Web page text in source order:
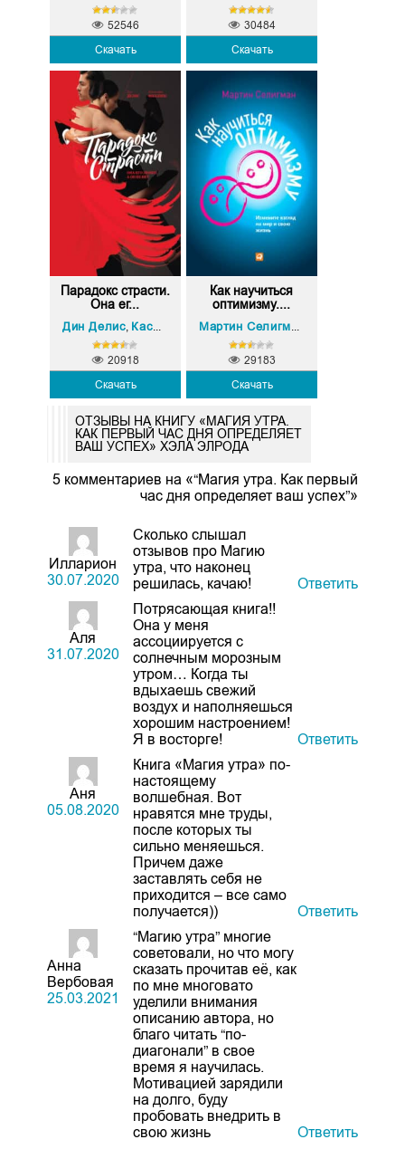
Скачать
52546
Скачать
30484
Парадокс страсти.
Она ег...
Дин Делис Кассандра Филлипс
Скачать
20918
Как научиться
оптимизму....
Скачать
29183
ОТЗЫВЫ НА КНИГУ «МАГИЯ УТРА.
КАК ПЕРВЫЙ ЧАС ДНЯ ОПРЕДЕЛЯЕТ
ВАШ УСПЕХ» ХЭЛА ЭЛРОДА
5 комментариев на «“Магия утра. Как первый
час дня определяет ваш успех”»
Илларион
30.07.2020
Сколько слышал
отзывов про Магию
утра, что наконец
решилась, качаю!
Ответить
Аля
31.07.2020
Потрясающая книга!!
Она у меня
ассоциируется с
солнечным морозным
утром… Когда ты
вдыхаешь свежий
воздух и наполняешься
хорошим настроением!
Я в восторге!
Ответить
Аня
05.08.2020
Книга «Магия утра» по-
настоящему
волшебная. Вот
нравятся мне труды,
после которых ты
сильно меняешься.
Причем даже
заставлять себя не
приходится – все само
получается))
Ответить
Анна
Вербовая
25.03.2021
“Магию утра” многие
советовали, но что могу
сказать прочитав её, как
по мне многовато
уделили внимания
описанию автора, но
благо читать “по-
диагонали” в свое
время я научилась.
Мотивацией зарядили
на долго, буду
пробовать внедрить в
свою жизнь
Ответить